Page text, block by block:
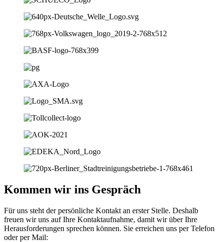
Kommen wir ins Gespräch
Für uns steht der persönliche Kontakt an erster Stelle. Deshalb
freuen wir uns auf Ihre Kontaktaufnahme, damit wir über Ihre
Herausforderungen sprechen können. Sie erreichen uns per Telefon
oder per Mail: